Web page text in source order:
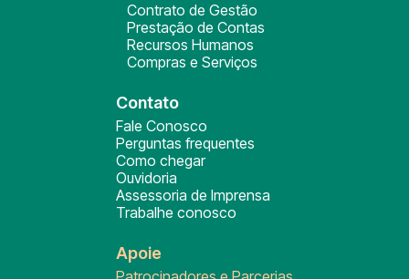
Contrato de Gestão
Prestação de Contas
Recursos Humanos
Compras e Serviços
Contato
Fale Conosco
Perguntas frequentes
Como chegar
Ouvidoria
Assessoria de Imprensa
Trabalhe conosco
Apoie